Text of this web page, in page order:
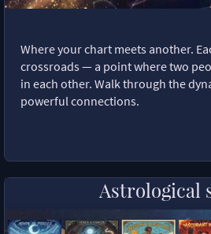
Where your chart meets another.
crossroads — a point where two
in each other. Walk through the
powerful connections.
Astrological